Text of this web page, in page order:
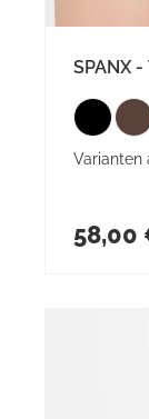
SPANX
Varianten
58,00